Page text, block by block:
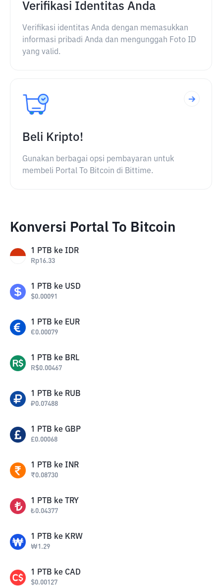
Verifikasi Identitas Anda
Verifikasi identitas Anda dengan memasukkan
informasi pribadi Anda dan mengunggah Foto ID
yang valid.
Beli Kripto!
Gunakan berbagai opsi pembayaran untuk
membeli Portal To Bitcoin di Bittime.
Konversi Portal To Bitcoin
1 PTB ke IDR
Rp16.33
1 PTB ke USD
$0.00091
1 PTB ke EUR
€0.00079
1 PTB ke BRL
R$0.00467
1 PTB ke RUB
₽0.07488
1 PTB ke GBP
£0.00068
1 PTB ke INR
₹0.08730
1 PTB ke TRY
₺0.04377
1 PTB ke KRW
₩1.29
1 PTB ke CAD
$0.00127